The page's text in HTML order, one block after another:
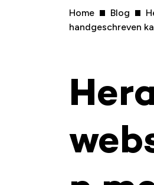
Home Blog
handgeschreven